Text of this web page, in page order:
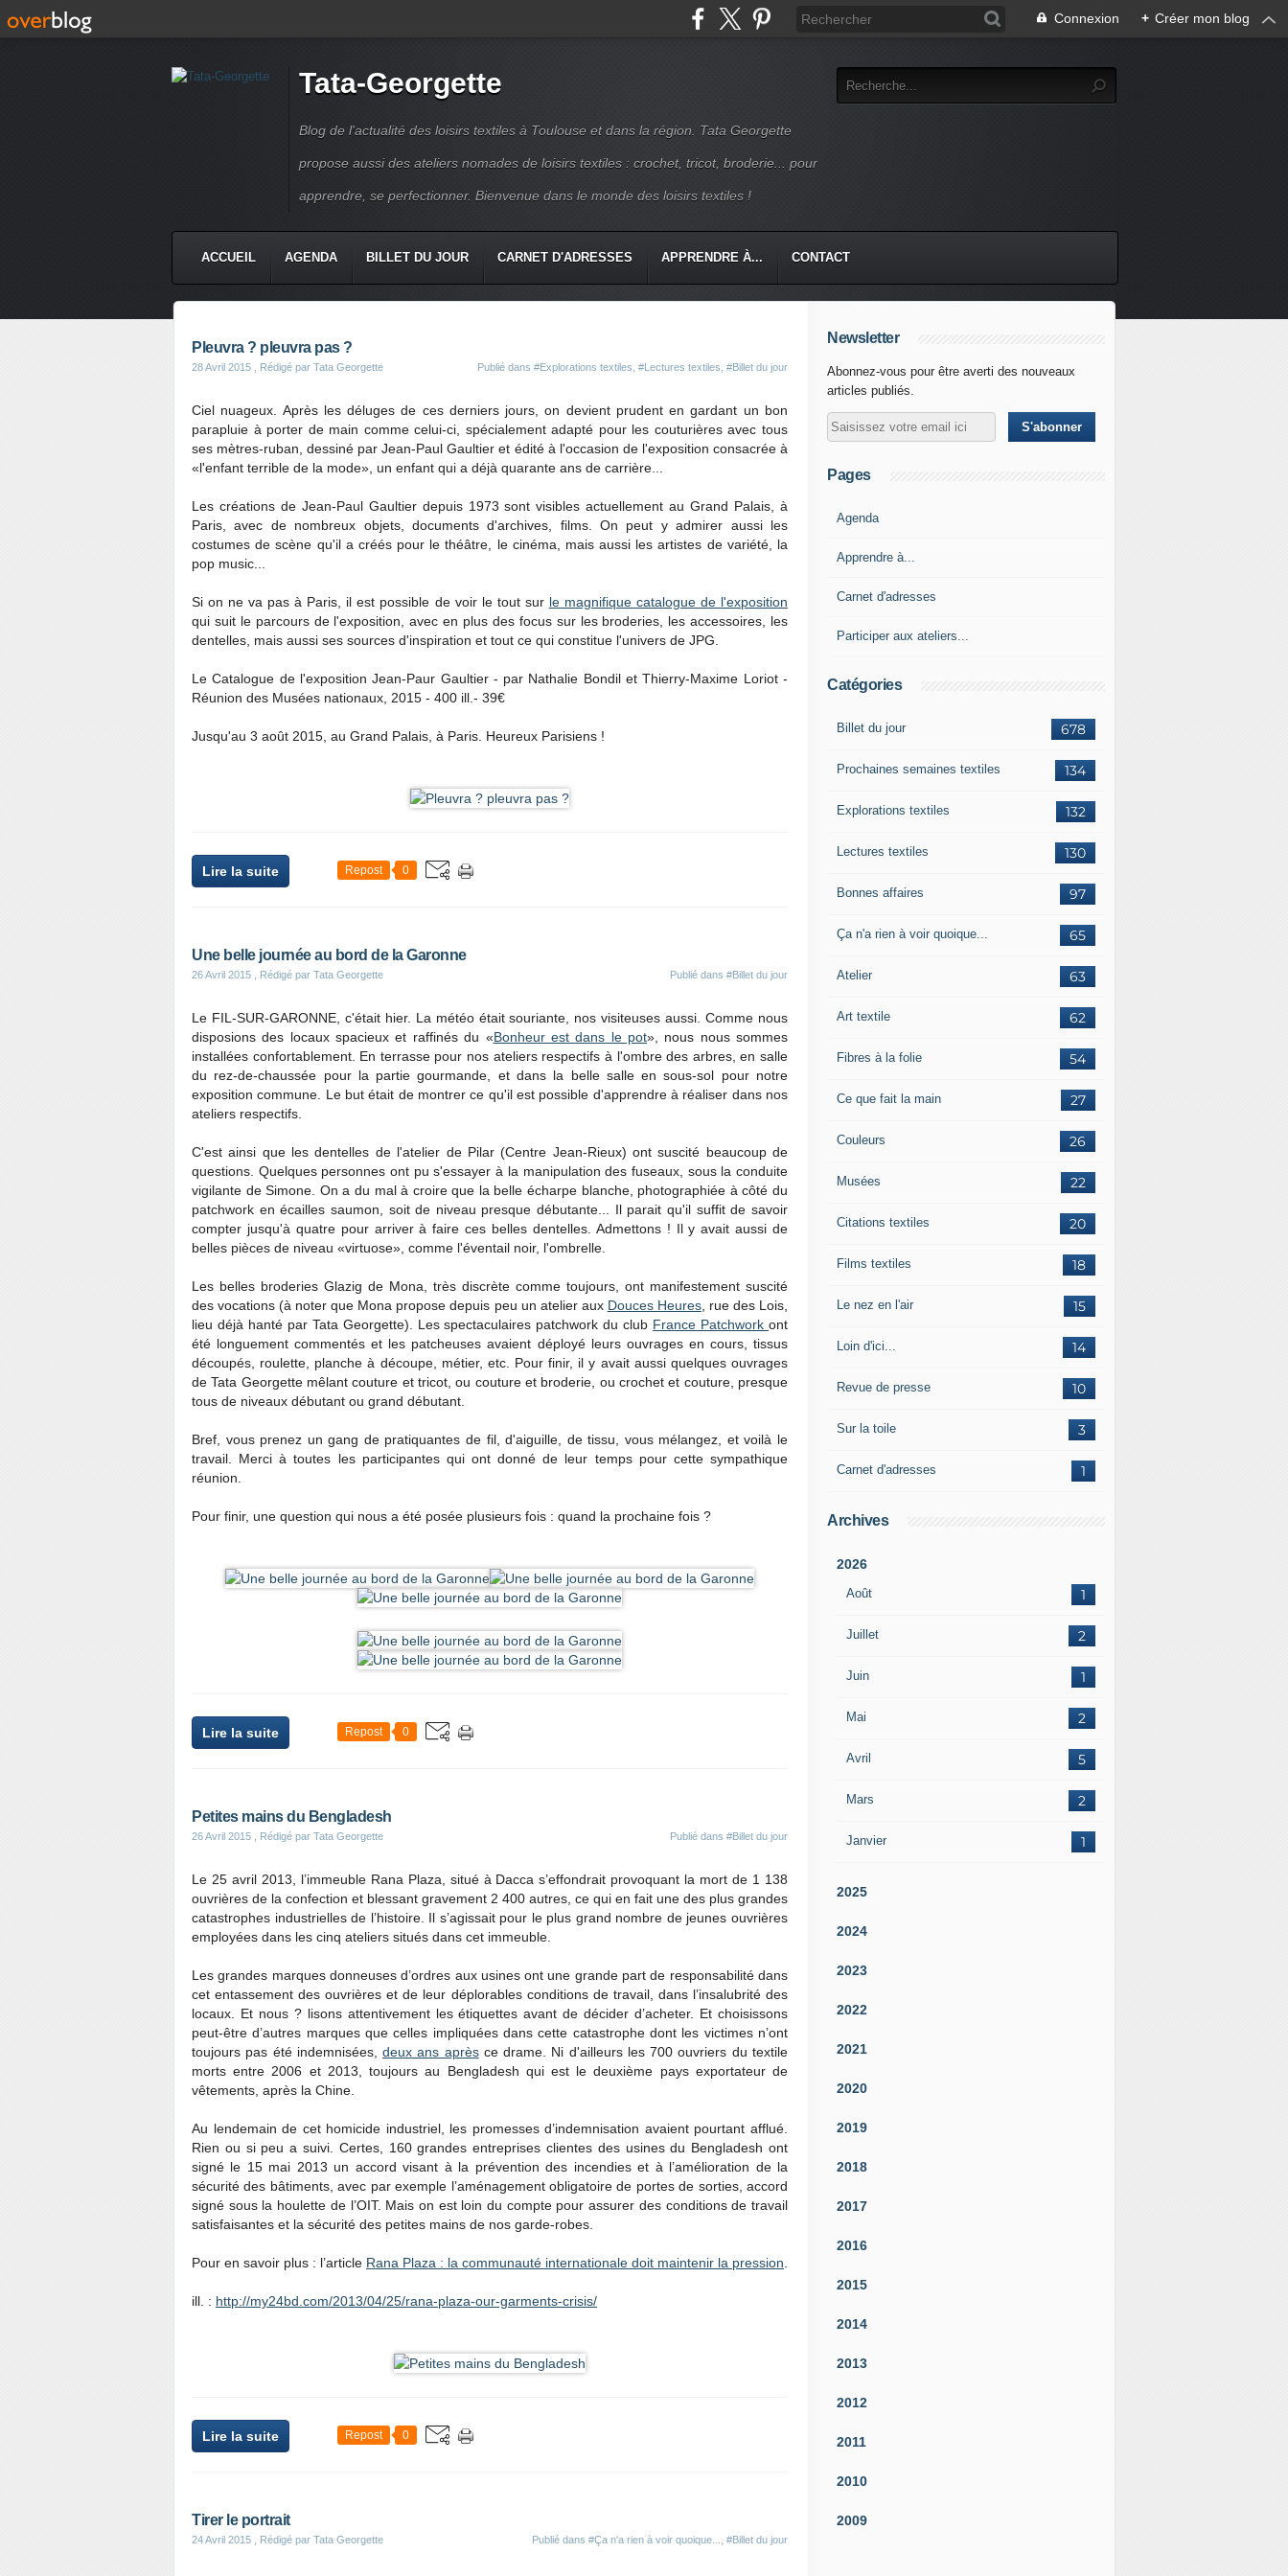
Connexion + Créer mon blog
Tata-Georgette
Blog de l'actualité des loisirs textiles à Toulouse et dans la région. Tata Georgette
propose aussi des ateliers nomades de loisirs textiles : crochet, tricot, broderie... pour
apprendre, se perfectionner. Bienvenue dans le monde des loisirs textiles !
ACCUEIL AGENDA BILLET DU JOUR CARNET D'ADRESSES APPRENDRE À... CONTACT
Pleuvra ? pleuvra pas ?
28 Avril 2015 , Rédigé par Tata Georgette Publié dans #Explorations textiles #Lectures textiles #Billet du jour
Ciel nuageux. Après les déluges de ces derniers jours, on devient prudent en gardant un bon
parapluie à porter de main comme celui-ci, spécialement adapté pour les couturières avec tous
ses mètres-ruban, dessiné par Jean-Paul Gaultier et édité à l'occasion de l'exposition consacrée à
«l'enfant terrible de la mode», un enfant qui a déjà quarante ans de carrière...
Les créations de Jean-Paul Gaultier depuis 1973 sont visibles actuellement au Grand Palais, à
Paris, avec de nombreux objets, documents d'archives, films. On peut y admirer aussi les
costumes de scène qu'il a créés pour le théâtre, le cinéma, mais aussi les artistes de variété, la
pop music...
Si on ne va pas à Paris, il est possible de voir le tout sur le magnifique catalogue de l'exposition
qui suit le parcours de l'exposition, avec en plus des focus sur les broderies, les accessoires, les
dentelles, mais aussi ses sources d'inspiration et tout ce qui constitue l'univers de JPG.
Le Catalogue de l'exposition Jean-Paur Gaultier - par Nathalie Bondil et Thierry-Maxime Loriot -
Réunion des Musées nationaux, 2015 - 400 ill.- 39€
Jusqu'au 3 août 2015, au Grand Palais, à Paris. Heureux Parisiens !
Lire la suite Repost 0
Une belle journée au bord de la Garonne
26 Avril 2015 , Rédigé par Tata Georgette Publié dans #Billet du jour
Le FIL-SUR-GARONNE, c'était hier. La météo était souriante, nos visiteuses aussi. Comme nous
disposions des locaux spacieux et raffinés du «Bonheur est dans le pot», nous nous sommes
installées confortablement. En terrasse pour nos ateliers respectifs à l'ombre des arbres, en salle
du rez-de-chaussée pour la partie gourmande, et dans la belle salle en sous-sol pour notre
exposition commune. Le but était de montrer ce qu'il est possible d'apprendre à réaliser dans nos
ateliers respectifs.
C'est ainsi que les dentelles de l'atelier de Pilar (Centre Jean-Rieux) ont suscité beaucoup de
questions. Quelques personnes ont pu s'essayer à la manipulation des fuseaux, sous la conduite
vigilante de Simone. On a du mal à croire que la belle écharpe blanche, photographiée à côté du
patchwork en écailles saumon, soit de niveau presque débutante... Il parait qu'il suffit de savoir
compter jusqu'à quatre pour arriver à faire ces belles dentelles. Admettons ! Il y avait aussi de
belles pièces de niveau «virtuose», comme l'éventail noir, l'ombrelle.
Les belles broderies Glazig de Mona, très discrète comme toujours, ont manifestement suscité
des vocations (à noter que Mona propose depuis peu un atelier aux Douces Heures, rue des Lois,
lieu déjà hanté par Tata Georgette). Les spectaculaires patchwork du club France Patchworkont
été longuement commentés et les patcheuses avaient déployé leurs ouvrages en cours, tissus
découpés, roulette, planche à découpe, métier, etc. Pour finir, il y avait aussi quelques ouvrages
de Tata Georgette mêlant couture et tricot, ou couture et broderie, ou crochet et couture, presque
tous de niveaux débutant ou grand débutant.
Bref, vous prenez un gang de pratiquantes de fil, d'aiguille, de tissu, vous mélangez, et voilà le
travail. Merci à toutes les participantes qui ont donné de leur temps pour cette sympathique
réunion.
Pour finir, une question qui nous a été posée plusieurs fois : quand la prochaine fois ?
Lire la suite Repost 0
Petites mains du Bengladesh
26 Avril 2015 , Rédigé par Tata Georgette Publié dans #Billet du jour
Le 25 avril 2013, l’immeuble Rana Plaza, situé à Dacca s’effondrait provoquant la mort de 1 138
ouvrières de la confection et blessant gravement 2 400 autres, ce qui en fait une des plus grandes
catastrophes industrielles de l’histoire. Il s’agissait pour le plus grand nombre de jeunes ouvrières
employées dans les cinq ateliers situés dans cet immeuble.
Les grandes marques donneuses d’ordres aux usines ont une grande part de responsabilité dans
cet entassement des ouvrières et de leur déplorables conditions de travail, dans l’insalubrité des
locaux. Et nous ? lisons attentivement les étiquettes avant de décider d’acheter. Et choisissons
peut-être d’autres marques que celles impliquées dans cette catastrophe dont les victimes n’ont
toujours pas été indemnisées,deux ans aprèsce drame. Ni d'ailleurs les 700 ouvriers du textile
morts entre 2006 et 2013, toujours au Bengladesh qui est le deuxième pays exportateur de
vêtements, après la Chine.
Au lendemain de cet homicide industriel, les promesses d’indemnisation avaient pourtant afflué.
Rien ou si peu a suivi. Certes, 160 grandes entreprises clientes des usines du Bengladesh ont
signé le 15 mai 2013 un accord visant à la prévention des incendies et à l’amélioration de la
sécurité des bâtiments, avec par exemple l’aménagement obligatoire de portes de sorties, accord
signé sous la houlette de l’OIT. Mais on est loin du compte pour assurer des conditions de travail
satisfaisantes et la sécurité des petites mains de nos garde-robes.
Pour en savoir plus : l’article Rana Plaza : la communauté internationale doit maintenir la pression
ill. : http://my24bd.com/2013/04/25/rana-plaza-our-garments-crisis/
Lire la suite Repost 0
Tirer le portrait
24 Avril 2015 , Rédigé par Tata Georgette Publié dans #Ça n'a rien à voir quoique... #Billet du jour
Newsletter
Abonnez-vous pour être averti des nouveaux
articles publiés.
Pages
Agenda
Apprendre à...
Carnet d'adresses
Participer aux ateliers...
Catégories
678
Billet du jour
134
Prochaines semaines textiles
132
Explorations textiles
130
Lectures textiles
97
Bonnes affaires
65
Ça n'a rien à voir quoique...
63
Atelier
62
Art textile
54
Fibres à la folie
27
Ce que fait la main
26
Couleurs
22
Musées
20
Citations textiles
18
Films textiles
15
Le nez en l'air
14
Loin d'ici...
10
Revue de presse
3
Sur la toile
1
Carnet d'adresses
Archives
2026
Août 1
Juillet 2
Juin 1
Mai 2
Avril 5
Mars 2
Janvier 1
2025
2024
2023
2022
2021
2020
2019
2018
2017
2016
2015
2014
2013
2012
2011
2010
2009